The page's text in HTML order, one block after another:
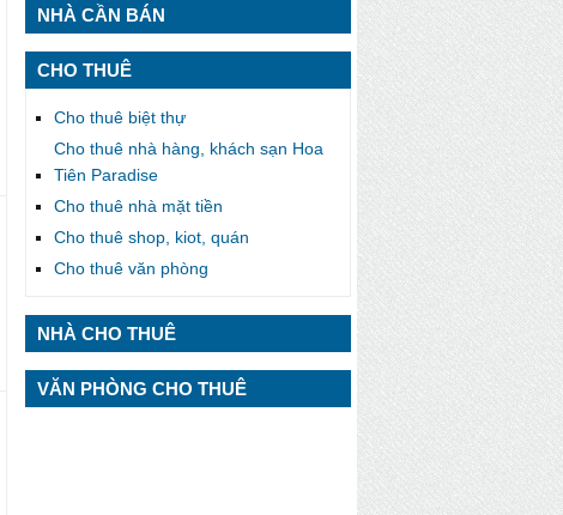
NHÀ CẦN BÁN
CHO THUÊ
Cho thuê biệt thự
Cho thuê nhà hàng, khách sạn Hoa
Tiên Paradise
Cho thuê nhà mặt tiền
Cho thuê shop, kiot, quán
Cho thuê văn phòng
NHÀ CHO THUÊ
VĂN PHÒNG CHO THUÊ